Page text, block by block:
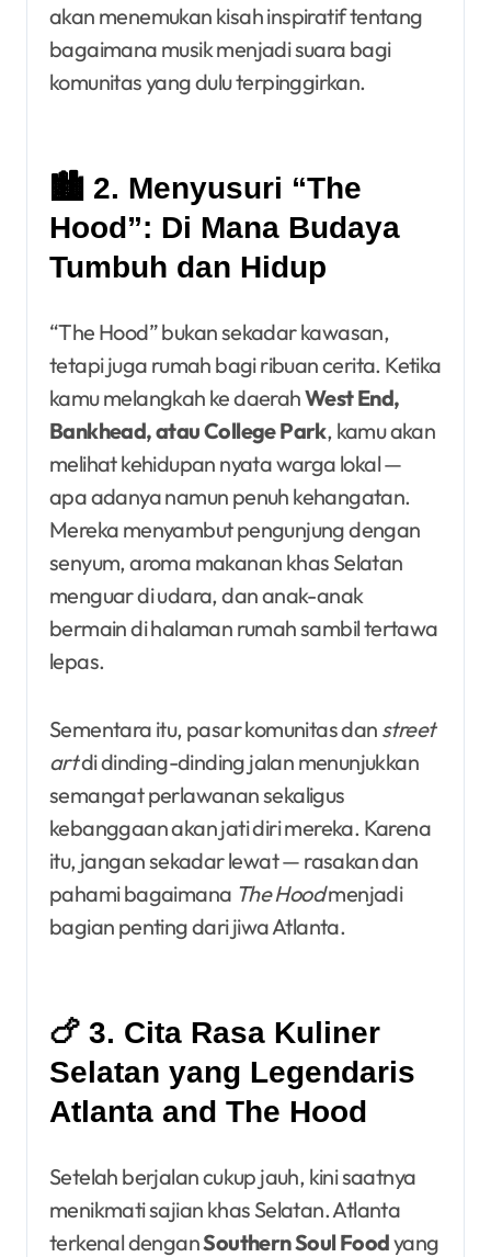
akan menemukan kisah inspiratif tentang
bagaimana musik menjadi suara bagi
komunitas yang dulu terpinggirkan.
🏙️ 2. Menyusuri “The
Hood”: Di Mana Budaya
Tumbuh dan Hidup
“The Hood” bukan sekadar kawasan,
tetapi juga rumah bagi ribuan cerita. Ketika
kamu melangkah ke daerahWest End,
Bankhead, atau College Park, kamu akan
melihat kehidupan nyata warga lokal —
apa adanya namun penuh kehangatan.
Mereka menyambut pengunjung dengan
senyum, aroma makanan khas Selatan
menguar di udara, dan anak-anak
bermain di halaman rumah sambil tertawa
lepas.
Sementara itu, pasar komunitas dan street
artdi dinding-dinding jalan menunjukkan
semangat perlawanan sekaligus
kebanggaan akan jati diri mereka. Karena
itu, jangan sekadar lewat — rasakan dan
pahami bagaimana The Hoodmenjadi
bagian penting dari jiwa Atlanta.
🍗 3. Cita Rasa Kuliner
Selatan yang Legendaris
Atlanta and The Hood
Setelah berjalan cukup jauh, kini saatnya
menikmati sajian khas Selatan. Atlanta
terkenal denganSouthern Soul Foodyang